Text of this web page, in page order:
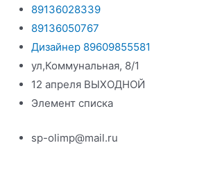
Перейти
содержимому
89136028339
89136050767
Дизайнер 89609855581
ул,Коммунальная, 8/1
12 апреля ВЫХОДНОЙ
Элемент списка
sp-olimp@mail.ru